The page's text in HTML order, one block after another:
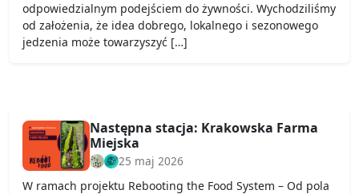
odpowiedzialnym podejściem do żywności. Wychodziliśmy
od założenia, że idea dobrego, lokalnego i sezonowego
jedzenia może towarzyszyć […]
Następna stacja: Krakowska Farma
Miejska
25 maj 2026
W ramach projektu Rebooting the Food System – Od pola